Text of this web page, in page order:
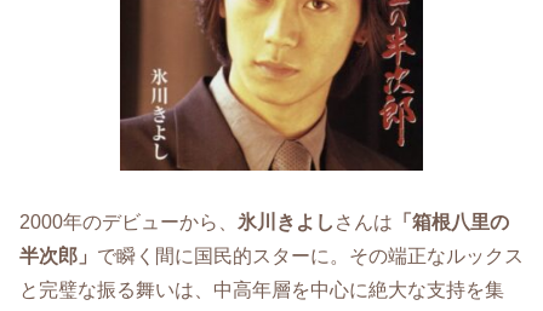
2000年のデビューから、 氷川きよし さんは 「箱根八里の
半次郎」 で瞬く間に国民的スターに。その端正なルックス
と完璧な振る舞いは、中高年層を中心に絶大な支持を集